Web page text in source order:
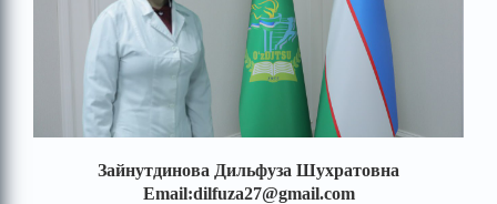
Зайнутдинова Дильфуза Шухратовна
Email:dilfuza27@gmail.com